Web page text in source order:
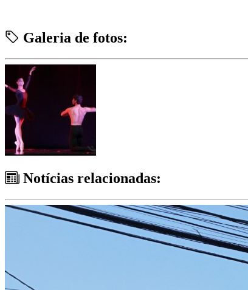
Galeria de fotos:
Notícias relacionadas: